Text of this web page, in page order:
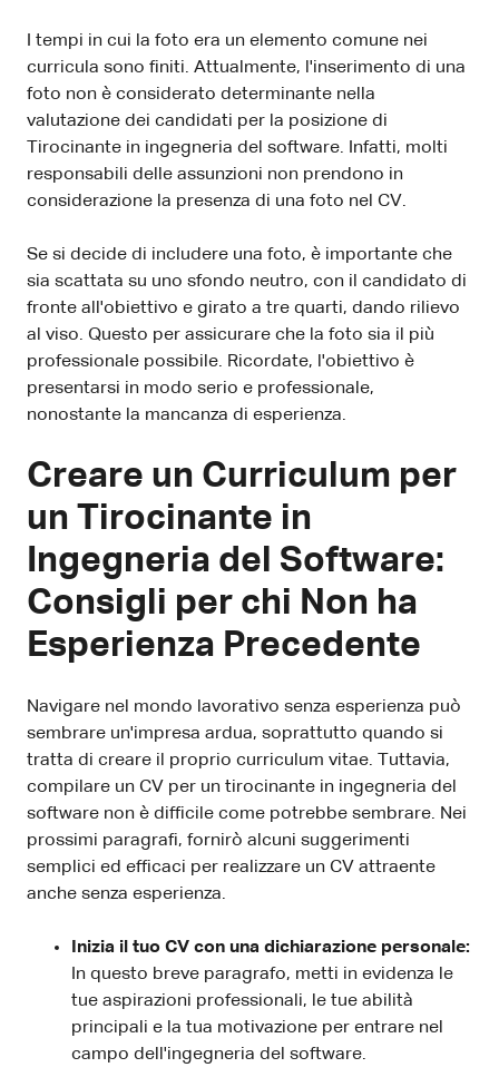
I tempi in cui la foto era un elemento comune nei
curricula sono finiti. Attualmente, l'inserimento di una
foto non è considerato determinante nella
valutazione dei candidati per la posizione di
Tirocinante in ingegneria del software. Infatti, molti
responsabili delle assunzioni non prendono in
considerazione la presenza di una foto nel CV.
Se si decide di includere una foto, è importante che
sia scattata su uno sfondo neutro, con il candidato di
fronte all'obiettivo e girato a tre quarti, dando rilievo
al viso. Questo per assicurare che la foto sia il più
professionale possibile. Ricordate, l'obiettivo è
presentarsi in modo serio e professionale,
nonostante la mancanza di esperienza.
Creare un Curriculum per
un Tirocinante in
Ingegneria del Software:
Consigli per chi Non ha
Esperienza Precedente
Navigare nel mondo lavorativo senza esperienza può
sembrare un'impresa ardua, soprattutto quando si
tratta di creare il proprio curriculum vitae. Tuttavia,
compilare un CV per un tirocinante in ingegneria del
software non è difficile come potrebbe sembrare. Nei
prossimi paragrafi, fornirò alcuni suggerimenti
semplici ed efficaci per realizzare un CV attraente
anche senza esperienza.
Inizia il tuo CV con una dichiarazione personale:
In questo breve paragrafo, metti in evidenza le
tue aspirazioni professionali, le tue abilità
principali e la tua motivazione per entrare nel
campo dell'ingegneria del software.